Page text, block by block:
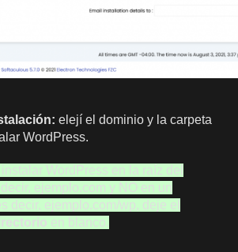
elejí el dominio y la carpeta
WordPress.
WordPress en la raíz del
ejemplo.com y NO en un
decir, ejemplo.com/wp, deje el
en blanco.